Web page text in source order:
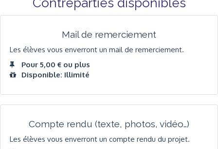
Contreparties disponibles
Mail de remerciement
Les élèves vous enverront un mail de remerciement.
Pour 5,00 € ou plus
Disponible: Illimité
Compte rendu (texte, photos, vidéo…)
Les élèves vous enverront un compte rendu du projet.